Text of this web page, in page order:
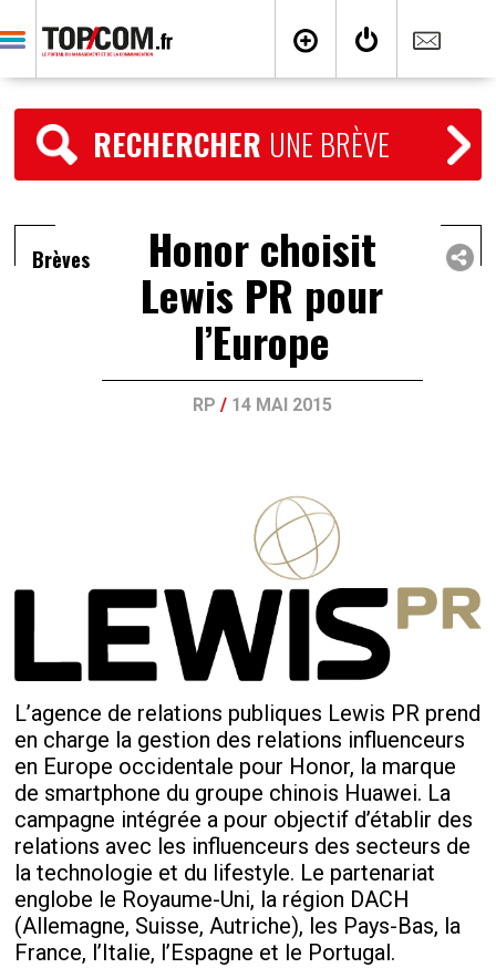
RECHERCHER UNE BRÈVE
Brèves Honor choisit
Lewis PR pour
l’Europe
RP / 14 MAI 2015
L’agence de relations publiques Lewis PR prend
en charge la gestion des relations influenceurs
en Europe occidentale pour Honor, la marque
de smartphone du groupe chinois Huawei. La
campagne intégrée a pour objectif d’établir des
relations avec les influenceurs des secteurs de
la technologie et du lifestyle. Le partenariat
englobe le Royaume-Uni, la région DACH
(Allemagne, Suisse, Autriche), les Pays-Bas, la
France, l’Italie, l’Espagne et le Portugal.